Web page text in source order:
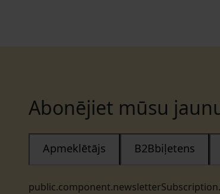
Abonējiet mūsu
Apmeklētājs B2Bbiļetens